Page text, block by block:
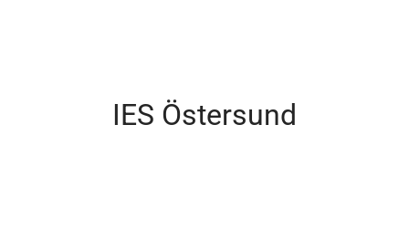
IES Östersund